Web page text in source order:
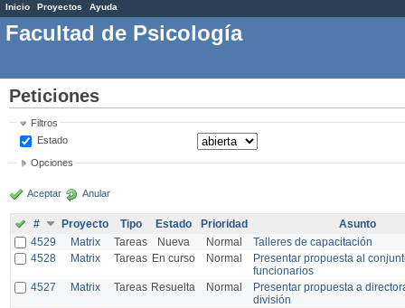
Inicio Proyectos Ayuda
Facultad de Psicología
Peticiones
Filtros
Estado
Opciones
Aceptar Anular
# Proyecto Tipo Estado Prioridad
Asunto
4529
Matrix Tareas Nueva Normal
Talleres de capacitación
4528
Matrix Tareas En curso Normal
Presentar propuesta al
funcionarios
4527
Matrix Tareas Resuelta Normal
Presentar propuesta a
división